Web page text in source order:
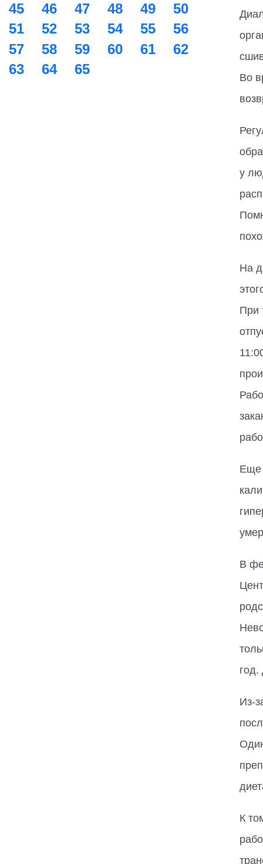
45
46 47 48 49
50
51
52 53 54 55
56
57
58 59 60 61
62
63
64 65
Во
у
На
При
Еще
В
год.
Из-
К